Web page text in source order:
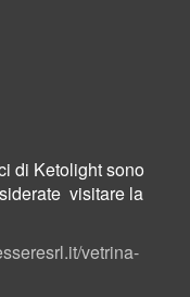
di Ketolight sono
visitare la
vetrina-